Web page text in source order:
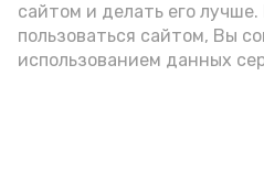
сайтом и делать его
пользоваться сайтом, Вы
использованием данных